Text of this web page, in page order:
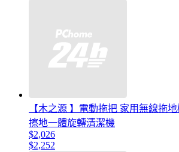
【木之源 】電動拖把 家用無線拖
擦地一體旋轉清潔機
$2,026
$2,252